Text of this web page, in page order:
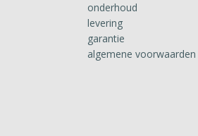
onderhoud
levering
garantie
algemene voorwaarden